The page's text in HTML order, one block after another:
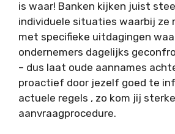
is waar! Banken kijken juist
individuele situaties waarbij ze
met specifieke uitdagingen
ondernemers dagelijks
– dus laat oude aannames
proactief door jezelf goed te
actuele regels , zo kom jij
aanvraagprocedure.